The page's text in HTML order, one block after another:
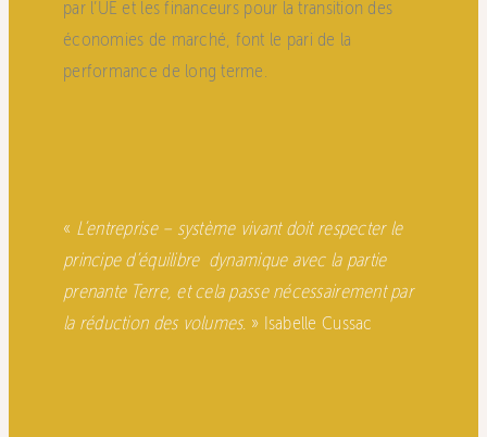
par l’UE et les financeurs pour la transition des
économies de marché, font le pari de la
performance de long terme.
« L’entreprise – système vivant doit respecter le
principe d’équilibre dynamique avec la partie
prenante Terre, et cela passe nécessairement par
la réduction des volumes. » Isabelle Cussac